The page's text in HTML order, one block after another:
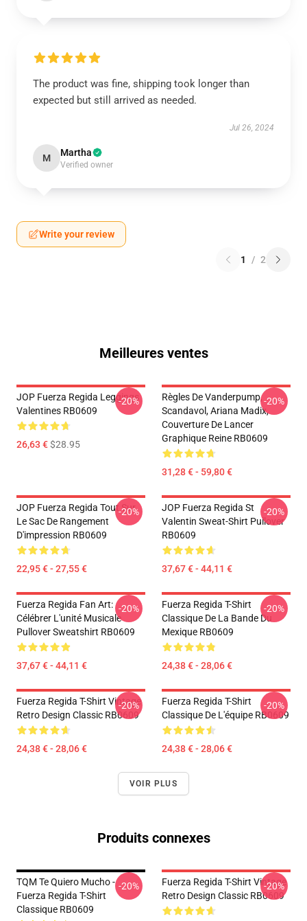
The product was fine, shipping took longer than
expected but still arrived as needed.
Jul 26, 2024
M Martha
Verified owner
Write your review
1 / 2
Meilleures ventes
JOP Fuerza Regida Leggings
Valentines RB0609
26,63 €$28.95
-20%
Règles De Vanderpump,
Scandavol, Ariana Madix,
Couverture De Lancer
Graphique Reine RB0609
31,28 € - 59,80 €
-20%
JOP Fuerza Regida Tout Sur
Le Sac De Rangement
D'impression RB0609
22,95 € - 27,55 €
-20%
JOP Fuerza Regida St
Valentin Sweat-Shirt Pullover
RB0609
37,67 € - 44,11 €
-20%
Fuerza Regida Fan Art:
Célébrer L'unité Musicale
Pullover Sweatshirt RB0609
37,67 € - 44,11 €
-20%
Fuerza Regida T-Shirt
Classique De La Bande Du
Mexique RB0609
24,38 € - 28,06 €
-20%
Fuerza Regida T-Shirt Vintage
Retro Design Classic RB0609
24,38 € - 28,06 €
-20%
Fuerza Regida T-Shirt
Classique De L'équipe RB0609
24,38 € - 28,06 €
-20%
VOIR PLUS
Produits connexes
TQM Te Quiero Mucho -
Fuerza Regida T-Shirt
Classique RB0609
-20%
Fuerza Regida T-Shirt Vintage
Retro Design Classic RB0609
-20%